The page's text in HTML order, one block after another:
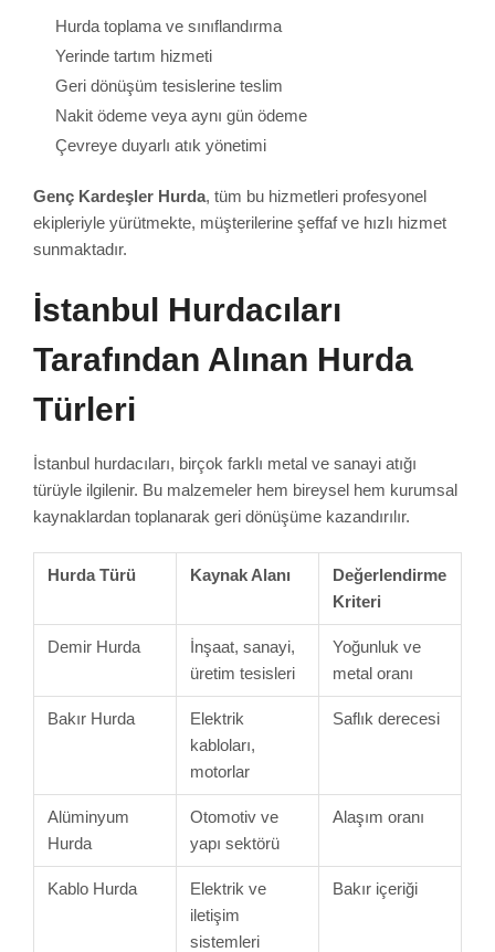
Hurda toplama ve sınıflandırma
Yerinde tartım hizmeti
Geri dönüşüm tesislerine teslim
Nakit ödeme veya aynı gün ödeme
Çevreye duyarlı atık yönetimi
Genç Kardeşler Hurda, tüm bu hizmetleri profesyonel
ekipleriyle yürütmekte, müşterilerine şeffaf ve hızlı hizmet
sunmaktadır.
İstanbul Hurdacıları
Tarafından Alınan Hurda
Türleri
İstanbul hurdacıları, birçok farklı metal ve sanayi atığı
türüyle ilgilenir. Bu malzemeler hem bireysel hem kurumsal
kaynaklardan toplanarak geri dönüşüme kazandırılır.
Hurda Türü Kaynak Alanı
Değerlendirme
Kriteri
Demir Hurda
İnşaat, sanayi,
üretim tesisleri
Yoğunluk ve
metal oranı
Bakır Hurda
Elektrik
kabloları,
motorlar
Saflık derecesi
Alüminyum
Hurda
Otomotiv ve
yapı sektörü
Alaşım oranı
Kablo Hurda
Elektrik ve
iletişim
sistemleri
Bakır içeriği